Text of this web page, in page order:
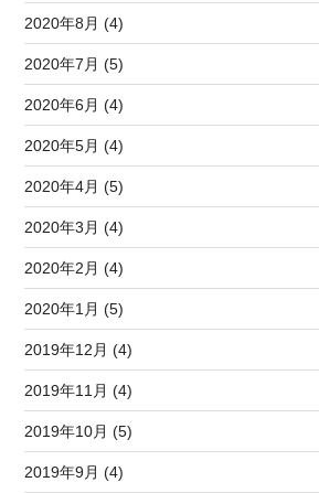
2020年8月 (4)
2020年7月 (5)
2020年6月 (4)
2020年5月 (4)
2020年4月 (5)
2020年3月 (4)
2020年2月 (4)
2020年1月 (5)
2019年12月 (4)
2019年11月 (4)
2019年10月 (5)
2019年9月 (4)